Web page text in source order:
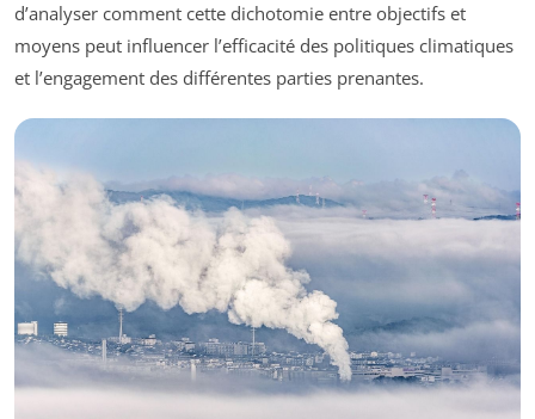
d’analyser comment cette dichotomie entre objectifs et
moyens peut influencer l’efficacité des politiques climatiques
et l’engagement des différentes parties prenantes.